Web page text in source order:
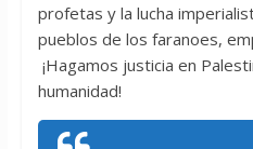
profetas y la lucha
pueblos de los faranoes,
¡Hagamos justicia en
humanidad!